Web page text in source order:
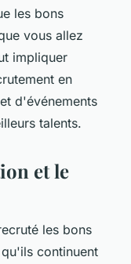
les bons
vous allez
impliquer
en
d'événements
talents.
et le
les bons
continuent